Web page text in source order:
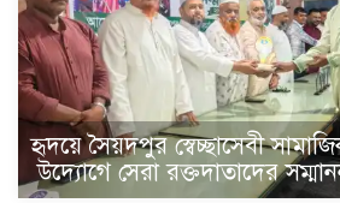
হৃদয়ে সৈয়দপুর স্বেচ্ছাসেবী
উদ্যোগে সেরা রক্তদাতাদের